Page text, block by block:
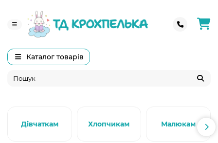
Каталог товарів
Дівчаткам Хлопчикам Малюкам